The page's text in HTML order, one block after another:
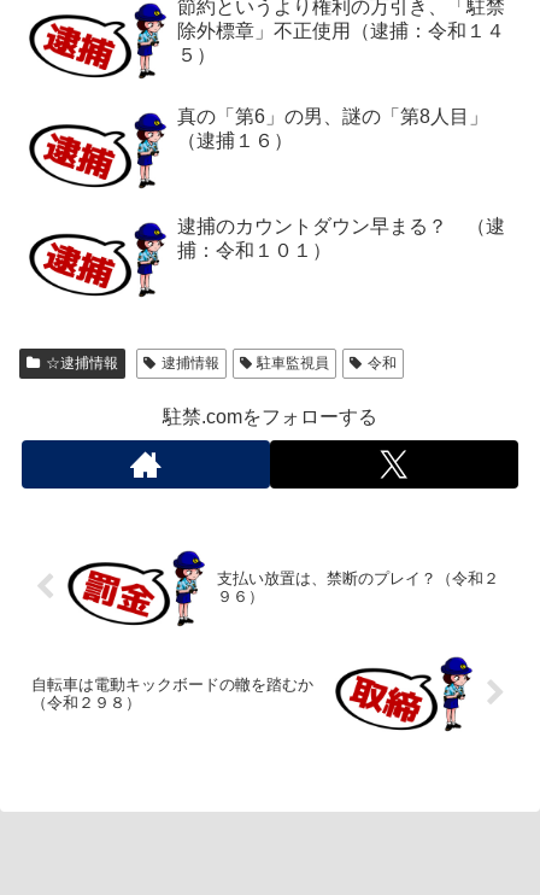
節約というより権利の万引き、「駐禁
除外標章」不正使用（逮捕：令和１４
５）
真の「第6」の男、謎の「第8人目」
（逮捕１６）
逮捕のカウントダウン早まる？ （逮
捕：令和１０１）
☆逮捕情報 逮捕情報 駐車監視員 令和
駐禁.comをフォローする
支払い放置は、禁断のプレイ？（令和２
９６）
自転車は電動キックボードの轍を踏むか
（令和２９８）